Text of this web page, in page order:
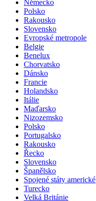
Německo
Polsko
Rakousko
Slovensko
Evropské metropole
Belgie
Benelux
Chorvatsko
Dánsko
Francie
Holandsko
Itálie
Maďarsko
Nizozemsko
Polsko
Portugalsko
Rakousko
Řecko
Slovensko
Španělsko
Spojené státy americké
Turecko
Velká Británie